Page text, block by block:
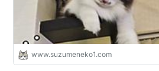
www.suzumeneko1.com